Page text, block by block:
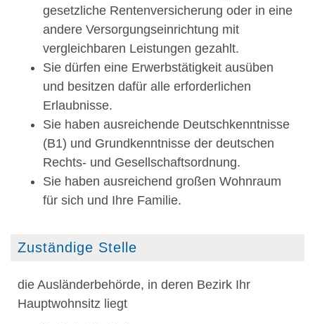
gesetzliche Rentenversicherung oder in eine
andere Versorgungseinrichtung mit
vergleichbaren Leistungen gezahlt.
Sie dürfen eine Erwerbstätigkeit ausüben
und besitzen dafür alle erforderlichen
Erlaubnisse.
Sie haben ausreichende Deutschkenntnisse
(B1) und Grundkenntnisse der deutschen
Rechts- und Gesellschaftsordnung.
Sie haben ausreichend großen Wohnraum
für sich und Ihre Familie.
Zuständige Stelle
die Ausländerbehörde, in deren Bezirk Ihr
Hauptwohnsitz liegt